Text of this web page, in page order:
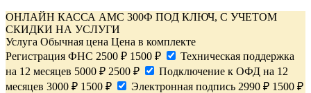
ОНЛАЙН КАССА АМС 300Ф ПОД КЛЮЧ, С УЧЕТОМ
СКИДКИ НА УСЛУГИ
Услуга Обычная цена Цена в комплекте
Регистрация ФНС 2500 ₽ 1500 ₽
Техническая поддержка
на 12 месяцев 5000 ₽ 2500 ₽
Подключение к ОФД на 12
месяцев 3000 ₽ 1500 ₽ Электронная подпись 2990 ₽ 1500 ₽